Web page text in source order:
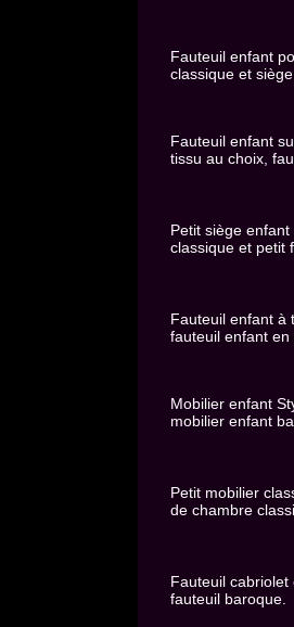
Fauteuil enfant
classique et
Fauteuil enfant
tissu au choix,
Petit siège
classique et petit
Fauteuil enfant à
fauteuil enfant en
Mobilier enfant
mobilier enfant
Petit mobilier
de chambre
Fauteuil
fauteuil baroque.